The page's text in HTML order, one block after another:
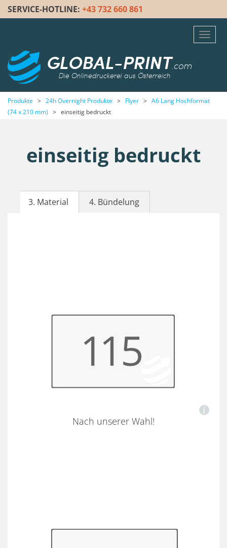
SERVICE-HOTLINE: +43 732 660 861
GLOBAL-PRINT.com
Die Onlinedruckerei aus Österreich
Produkte > 24h Overnight Produkte > Flyer > A6 Lang Hochformat
(74 x 210 mm) > einseitig bedruckt
einseitig bedruckt
3. Material 4. Bündelung
Nach unserer Wahl!